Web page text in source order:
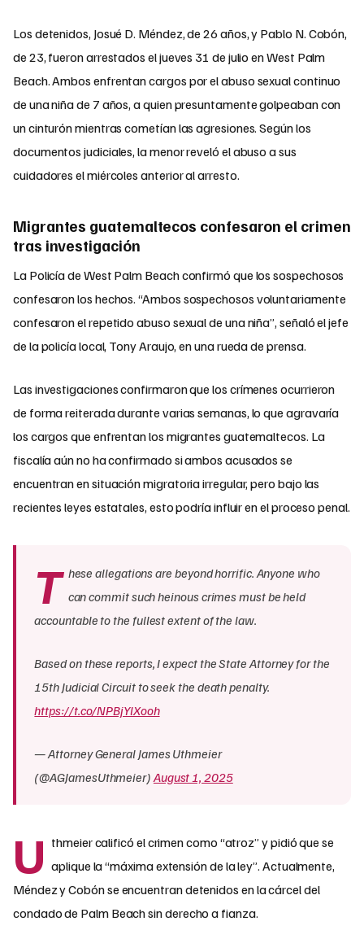
Los detenidos, Josué D. Méndez, de 26 años, y Pablo N. Cobón,
de 23, fueron arrestados el jueves 31 de julio en West Palm
Beach. Ambos enfrentan cargos por el abuso sexual continuo
de una niña de 7 años, a quien presuntamente golpeaban con
un cinturón mientras cometían las agresiones. Según los
documentos judiciales, la menor reveló el abuso a sus
cuidadores el miércoles anterior al arresto.
Migrantes guatemaltecos confesaron el crimen
tras investigación
La Policía de West Palm Beach confirmó que los sospechosos
confesaron los hechos. “Ambos sospechosos voluntariamente
confesaron el repetido abuso sexual de una niña”, señaló el jefe
de la policía local, Tony Araujo, en una rueda de prensa.
Las investigaciones confirmaron que los crímenes ocurrieron
de forma reiterada durante varias semanas, lo que agravaría
los cargos que enfrentan los migrantes guatemaltecos. La
fiscalía aún no ha confirmado si ambos acusados se
encuentran en situación migratoria irregular, pero bajo las
recientes leyes estatales, esto podría influir en el proceso penal.
T hese allegations are beyond horrific. Anyone who
can commit such heinous crimes must be held
accountable to the fullest extent of the law.
Based on these reports, I expect the State Attorney for the
15th Judicial Circuit to seek the death penalty.
https://t.co/NPBjYlXooh
— Attorney General James Uthmeier
(@AGJamesUthmeier) August 1, 2025
U thmeier calificó el crimen como “atroz” y pidió que se
aplique la “máxima extensión de la ley”. Actualmente,
Méndez y Cobón se encuentran detenidos en la cárcel del
condado de Palm Beach sin derecho a fianza.